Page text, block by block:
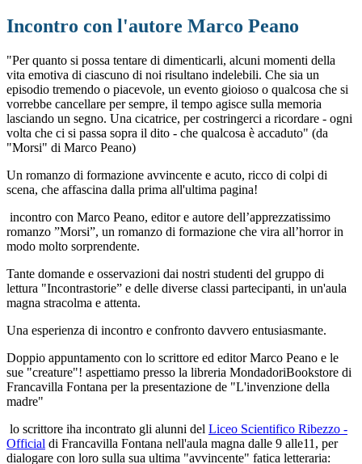
Incontro con l'autore Marco Peano
"Per quanto si possa tentare di dimenticarli, alcuni momenti della
vita emotiva di ciascuno di noi risultano indelebili. Che sia un
episodio tremendo o piacevole, un evento gioioso o qualcosa che si
vorrebbe cancellare per sempre, il tempo agisce sulla memoria
lasciando un segno. Una cicatrice, per costringerci a ricordare - ogni
volta che ci si passa sopra il dito - che qualcosa è accaduto" (da
"Morsi" di Marco Peano)
Un romanzo di formazione avvincente e acuto, ricco di colpi di
scena, che affascina dalla prima all'ultima pagina!
incontro con Marco Peano, editor e autore dell’apprezzatissimo
romanzo ”Morsi”, un romanzo di formazione che vira all’horror in
modo molto sorprendente.
Tante domande e osservazioni dai nostri studenti del gruppo di
lettura "Incontrastorie” e delle diverse classi partecipanti, in un'aula
magna stracolma e attenta.
Una esperienza di incontro e confronto davvero entusiasmante.
Doppio appuntamento con lo scrittore ed editor Marco Peano e le
sue "creature"! aspettiamo presso la libreria MondadoriBookstore di
Francavilla Fontana per la presentazione de "L'invenzione della
madre"
lo scrittore iha incontrato gli alunni del Liceo Scientifico Ribezzo -
Official di Francavilla Fontana nell'aula magna dalle 9 alle11, per
dialogare con loro sulla sua ultima "avvincente" fatica letteraria: